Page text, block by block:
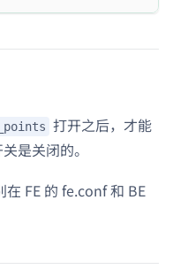
打开之后，才能
是关闭的。
在 FE 的 fe.conf 和 BE